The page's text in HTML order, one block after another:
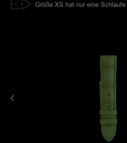
Größe XS hat nur eine Schlaufe